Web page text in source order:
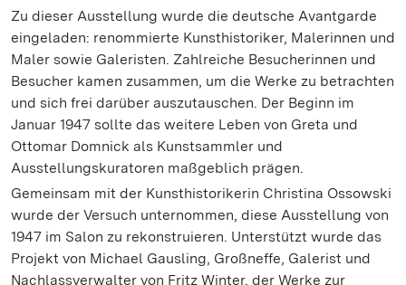
Zu dieser Ausstellung wurde die deutsche Avantgarde
eingeladen: renommierte Kunsthistoriker, Malerinnen und
Maler sowie Galeristen. Zahlreiche Besucherinnen und
Besucher kamen zusammen, um die Werke zu betrachten
und sich frei darüber auszutauschen. Der Beginn im
Januar 1947 sollte das weitere Leben von Greta und
Ottomar Domnick als Kunstsammler und
Ausstellungskuratoren maßgeblich prägen.
Gemeinsam mit der Kunsthistorikerin Christina Ossowski
wurde der Versuch unternommen, diese Ausstellung von
1947 im Salon zu rekonstruieren. Unterstützt wurde das
Projekt von Michael Gausling, Großneffe, Galerist und
Nachlassverwalter von Fritz Winter, der Werke zur